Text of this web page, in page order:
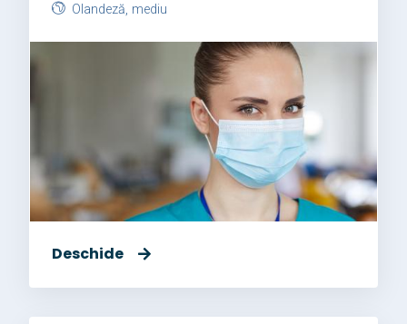
Olandeză, mediu
Deschide